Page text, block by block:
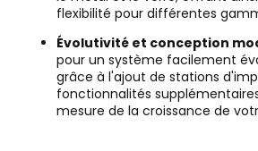
flexibilité pour différentes
Évolutivité et conception
pour un système facilement
grâce à l'ajout de stations
fonctionnalités
mesure de la croissance de